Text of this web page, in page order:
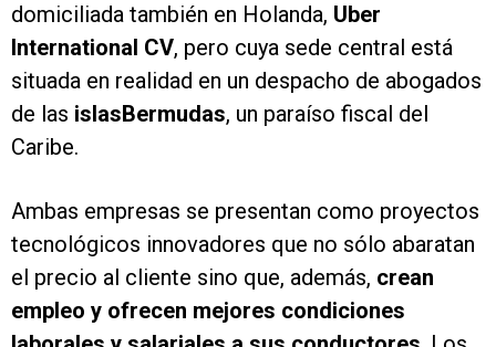
domiciliada también en Holanda, Uber
International CV, pero cuya sede central está
situada en realidad en un despacho de abogados
de las islasBermudas, un paraíso fiscal del
Caribe.
Ambas empresas se presentan como proyectos
tecnológicos innovadores que no sólo abaratan
el precio al cliente sino que, además, crean
empleo y ofrecen mejores condiciones